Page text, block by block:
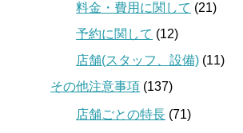
料金・費用に関して (21)
予約に関して (12)
店舗(スタッフ、設備) (11)
その他注意事項 (137)
店舗ごとの特長 (71)